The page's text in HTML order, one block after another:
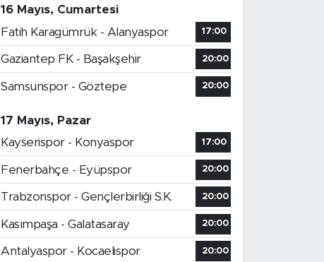
16 Mayıs, Cumartesi
Fatih Karagümrük - Alanyaspor
17:00
Gaziantep FK - Başakşehir 20:00
Samsunspor - Göztepe 20:00
17 Mayıs, Pazar
Kayserispor - Konyaspor
17:00
Fenerbahçe - Eyüpspor 20:00
Trabzonspor - Gençlerbirliği S.K. 20:00
Kasımpaşa - Galatasaray 20:00
Antalyaspor - Kocaelispor 20:00